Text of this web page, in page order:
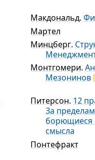
Макдональд.
Мартел
Минцберг.
Монтгомери.
Мезонинов
Питерсон. 12
За
борющиеся
смысла
Понтефракт